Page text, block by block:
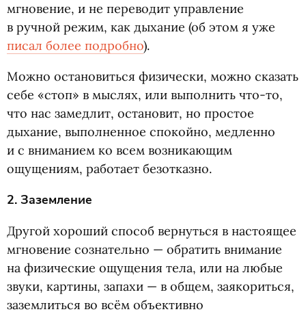
мгновение, и не переводит управление
в ручной режим, как дыхание (об этом я уже
писал более подробно).
Можно остановиться физически, можно сказать
себе «стоп» в мыслях, или выполнить что-то,
что нас замедлит, остановит, но простое
дыхание, выполненное спокойно, медленно
и с вниманием ко всем возникающим
ощущениям, работает безотказно.
2. Заземление
Другой хороший способ вернуться в настоящее
мгновение сознательно — обратить внимание
на физические ощущения тела, или на любые
звуки, картины, запахи — в общем, заякориться,
заземлиться во всём объективно